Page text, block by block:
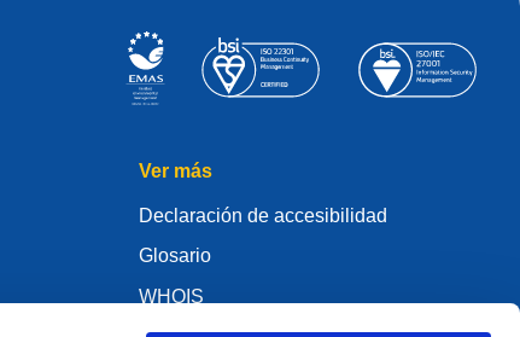
Ver más
Declaración de accesibilidad
Glosario
WHOIS